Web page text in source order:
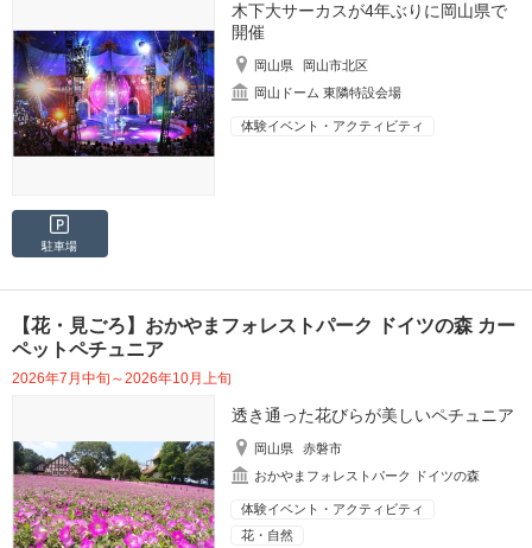
木下大サーカスが4年ぶりに岡山県で
開催
岡山県
岡山市北区
岡山ドーム 東隣特設会場
体験イベント・アクティビティ
駐車場
【花・見ごろ】おかやまフォレストパーク ドイツの森 カー
ペットペチュニア
2026年7月中旬～2026年10月上旬
透き通った花びらが美しいペチュニア
岡山県
赤磐市
おかやまフォレストパーク ドイツの森
体験イベント・アクティビティ
花・自然